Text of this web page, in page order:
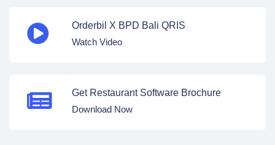
Orderbil X BPD Bali QRIS
Watch Video
Get Restaurant Software Brochure
Download Now